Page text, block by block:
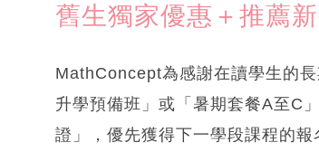
舊生獨家優惠＋推薦
MathConcept為感謝在讀學生的
升學預備班」或「暑期套餐A至C
證」，優先獲得下一學段課程的報